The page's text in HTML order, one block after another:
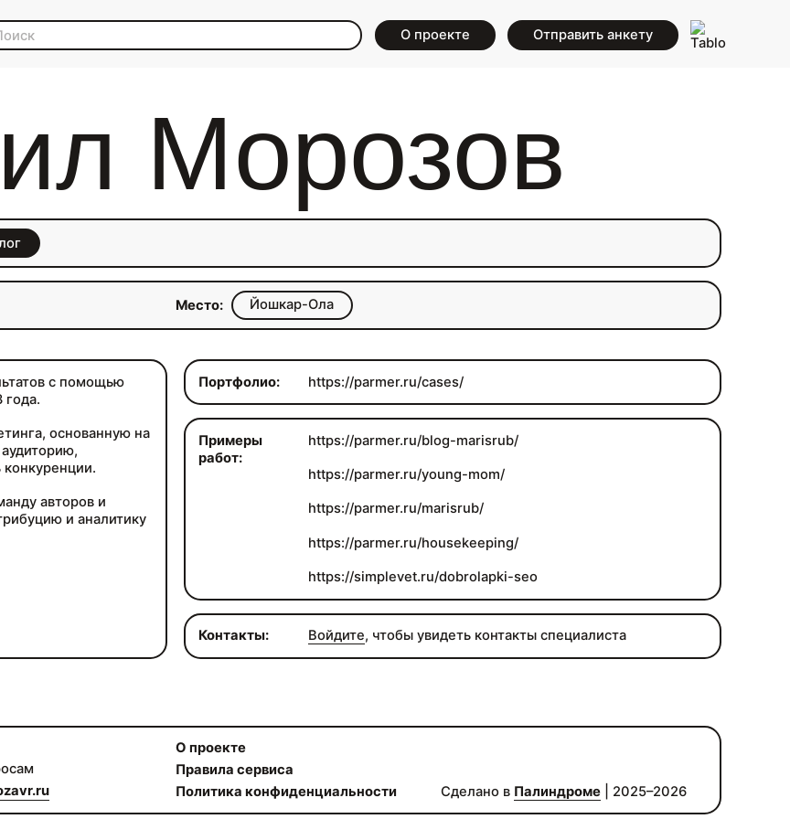
О проекте Отправить анкету
Морозов
Место: Йошкар-Ола
с помощью
года.
основанную на
авторов и
и аналитику
Портфолио: https://parmer.ru/cases/
Примеры
работ:
https://parmer.ru/blog-marisrub/
https://parmer.ru/young-mom/
https://parmer.ru/marisrub/
https://parmer.ru/housekeeping/
https://simplevet.ru/dobrolapki-seo
Контакты: Войдите, чтобы увидеть контакты специалиста
О проекте
Правила сервиса
Политика конфиденциальности
Сделано в Палиндроме | 2025–2026